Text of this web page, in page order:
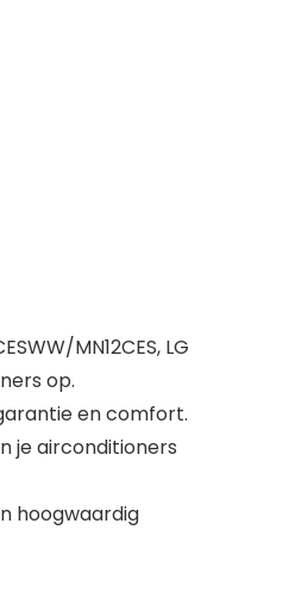
MN12CES, LG
op.
en comfort.
je airconditioners
hoogwaardig